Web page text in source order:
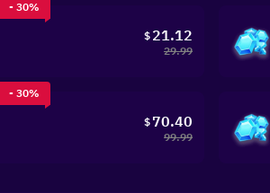
- 30%
$ 21.12
29.99
- 30%
$ 70.40
99.99